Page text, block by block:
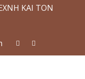
ΚΑΙ ΤΟΝ